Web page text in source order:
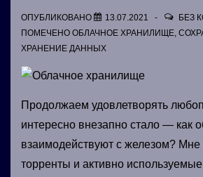
ОПУБЛИКОВАНО 13.07.2021
БЕЗ
ПОМЕЧЕНО ОБЛАЧНОЕ ХРАНИЛИЩЕ,
ХРАНЕНИЕ ДАННЫХ
Продолжаем удовлетворять
интересно внезапно стало — как
взаимодействуют с железом? Мне
торренты и активно используемые